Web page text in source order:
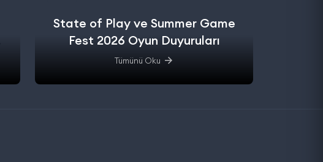
State of Play ve Summer Game
Fest 2026 Oyun Duyuruları
Tümünü Oku